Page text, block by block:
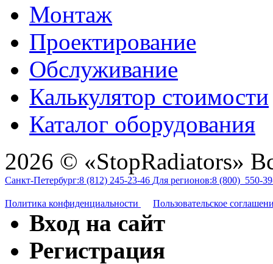
Монтаж
Проектирование
Обслуживание
Калькулятор стоимости
Каталог оборудования
2026 © «StopRadiators»
Санкт-Петербург:8 (812) 245-23-46 Для регионов:8 (800) 550-
Политика конфиденциальности Пользовательское
Вход на сайт
Регистрация